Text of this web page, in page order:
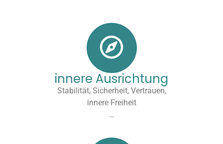
innere Ausrichtung
Stabilität, Sicherheit, Vertrauen,
innere Freiheit
…